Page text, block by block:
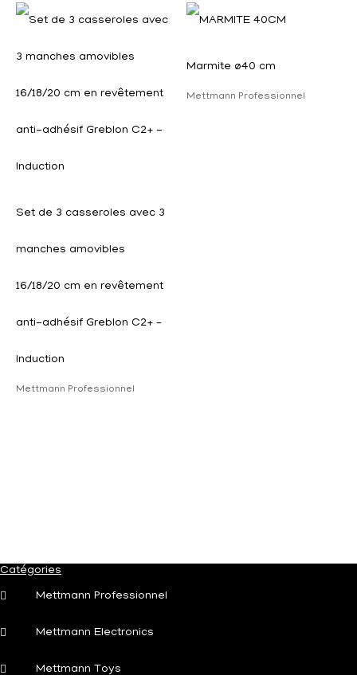
Set de 3 casseroles avec 3
manches amovibles
16/18/20 cm en revêtement
anti-adhésif Greblon C2+ –
Induction
Mettmann Professionnel
Marmite ø40 cm
Mettmann Professionnel
Catégories
Mettmann Professionnel
Mettmann Electronics
Mettmann Toys